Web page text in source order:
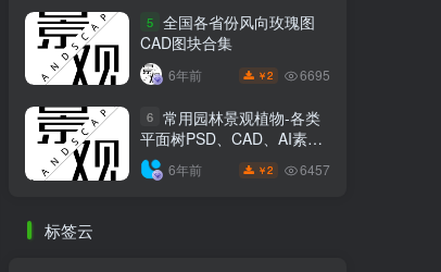
5 全国各省份风向玫瑰图
CAD图块合集
6年前 ￥2 6695
6 常用园林景观植物-各类
平面树PSD、CAD、AI素材
线稿
6年前 ￥2 6457
标签云